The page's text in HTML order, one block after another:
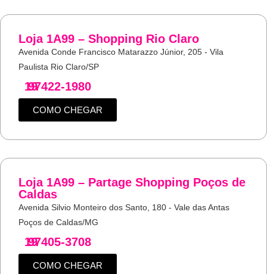
Loja 1A99 – Shopping Rio Claro
Avenida Conde Francisco Matarazzo Júnior, 205 - Vila
Paulista Rio Claro/SP
19
97422-1980
COMO CHEGAR
Loja 1A99 – Partage Shopping Poços de
Caldas
Avenida Silvio Monteiro dos Santo, 180 - Vale das Antas
Poços de Caldas/MG
19
97405-3708
COMO CHEGAR